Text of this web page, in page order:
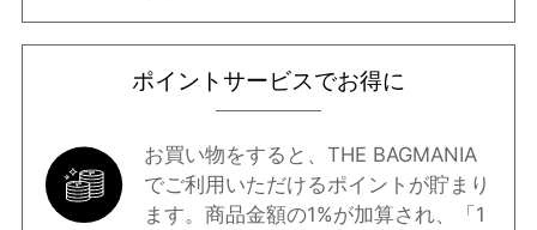
ポイントサービスでお得に
お買い物をすると、THE BAGMANIA
でご利用いただけるポイントが貯まり
ます。商品金額の1%が加算され、「1